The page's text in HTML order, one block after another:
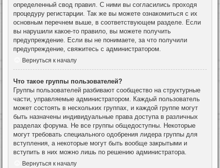
определенный свод правил. С ними вы согласились проходя
процедуру регистарции. Так же вы можете ознакомиться с их
основным перечнем выше, в соответствующем разделе. Если
вы нарушили какое-то правило, вы можете получить
предупреждение. Если вы не понимаете, за что получили
предупреждение, свяжитесь с администратором.
Вернуться к началу
Что такое группы пользователей?
Группы пользователей разбивают сообщество на структурные
части, управляемые администратором. Каждый пользователь
может состоять в нескольких группах, и каждой группе могут
быть назначены индивидуальные права доступа в различных
разделах форума. Не все группы общедоступны. Некоторые
могут требовать специального одобрения лидера группы для
вступления, а некоторые могут быть вообще закрытыми и
вступить в них можно лишь по решению администратора.
Вернуться к началу